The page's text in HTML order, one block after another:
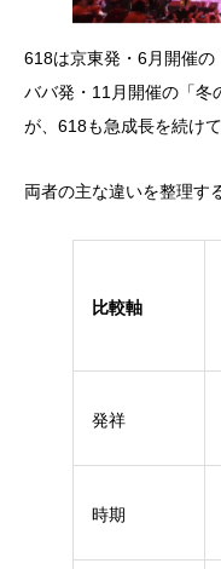
618は京東発・6月開催の
ババ発・11月開催の「冬
が、618も急成長を続け
両者の主な違いを整理す
比較軸
発祥
時期